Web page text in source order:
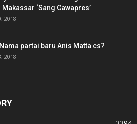
‘Sang Cawapres’
2018
Nama partai baru Anis Matta cs?
2018